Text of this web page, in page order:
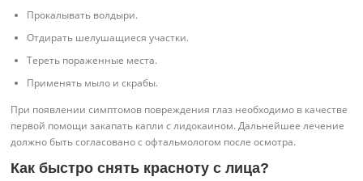
Прокалывать волдыри.
Отдирать шелушащиеся участки.
Тереть пораженные места.
Применять мыло и скрабы.
При появлении симптомов повреждения глаз необходимо в качестве
первой помощи закапать капли с лидокаином. Дальнейшее лечение
должно быть согласовано с офтальмологом после осмотра.
Как быстро снять красноту с лица?